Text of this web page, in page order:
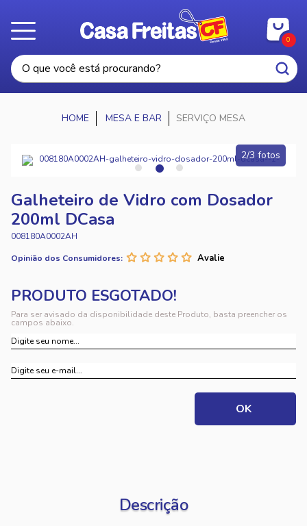
0
MESA E BAR SERVIÇO MESA
2/3 fotos
Galheteiro de Vidro com Dosador
200ml DCasa
008180A0002AH
Opinião dos Consumidores:
Para ser avisado da disponibilidade deste Produto, basta preencher os
campos abaixo.
Descrição